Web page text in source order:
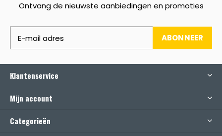
Ontvang de nieuwste aanbiedingen en promoties
ABONNEER
Klantenservice
Mijn account
Categorieën